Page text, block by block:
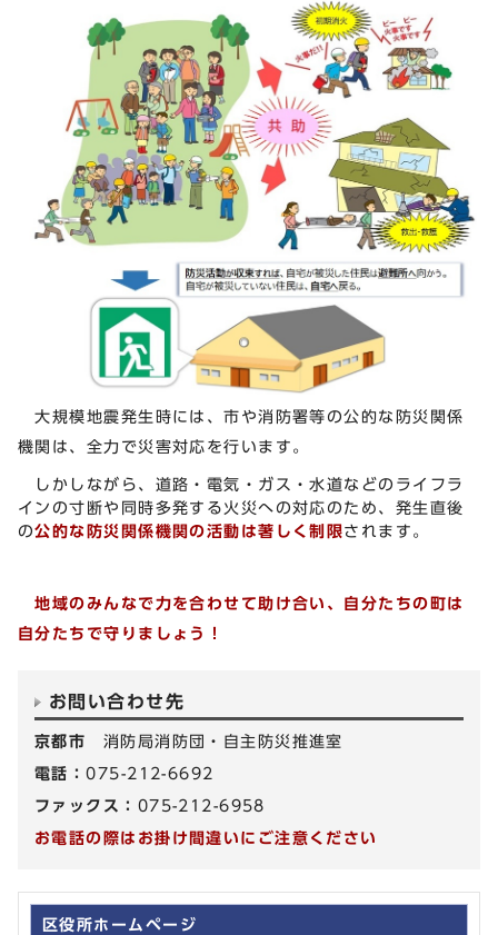
大規模地震発生時には、市や消防署等の公的な防災関係
機関は、全力で災害対応を行います。
しかしながら、道路・電気・ガス・水道などのライフラ
インの寸断や同時多発する火災への対応のため、発生直後
の公的な防災関係機関の活動は著しく制限されます。
地域のみんなで力を合わせて助け合い、 自分たちの町は
自分たちで守りましょう！
お問い合わせ先
京都市 消防局消防団・自主防災推進室
電話：075-212-6692
ファックス： 075-212-6958
お電話の際はお掛け間違いにご注意ください
区役所ホームページ